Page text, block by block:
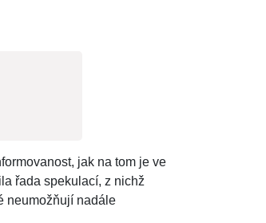
jak na tom je ve
řada spekulací, z nichž
neumožňují nadále